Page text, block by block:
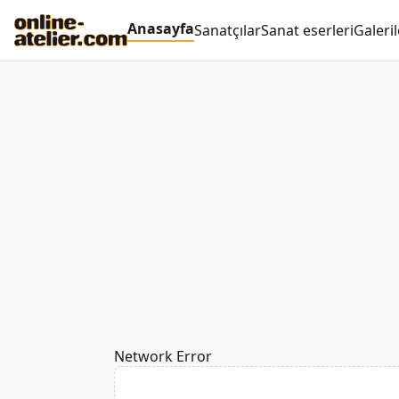
AnasayfaSanatçılarSanat eserleri
Network Error